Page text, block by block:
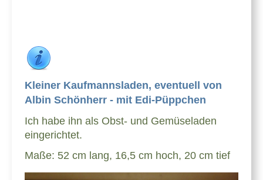
Kleiner Kaufmannsladen, eventuell von
Albin Schönherr - mit Edi-Püppchen
Ich habe ihn als Obst- und Gemüseladen
eingerichtet.
Maße: 52 cm lang, 16,5 cm hoch, 20 cm tief